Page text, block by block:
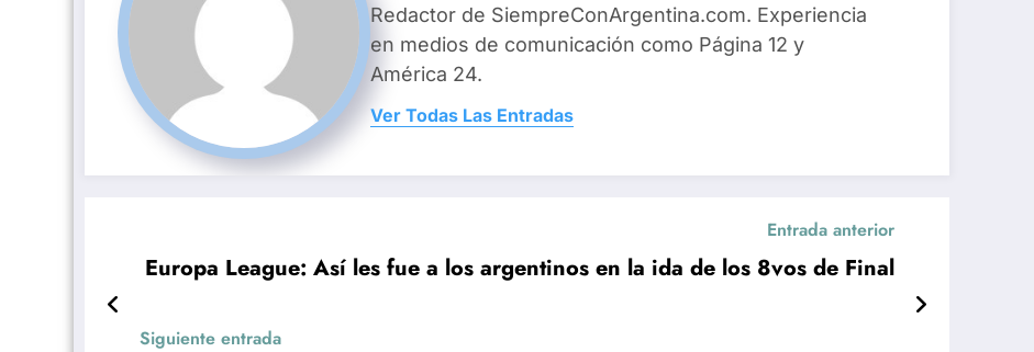
Redactor de SiempreConArgentina.com. Experiencia
en medios de comunicación como Página 12 y
América 24.
Ver Todas Las Entradas
Entrada anterior
Europa League: Así les fue a los argentinos en la ida de los 8vos de Final
Siguiente entrada